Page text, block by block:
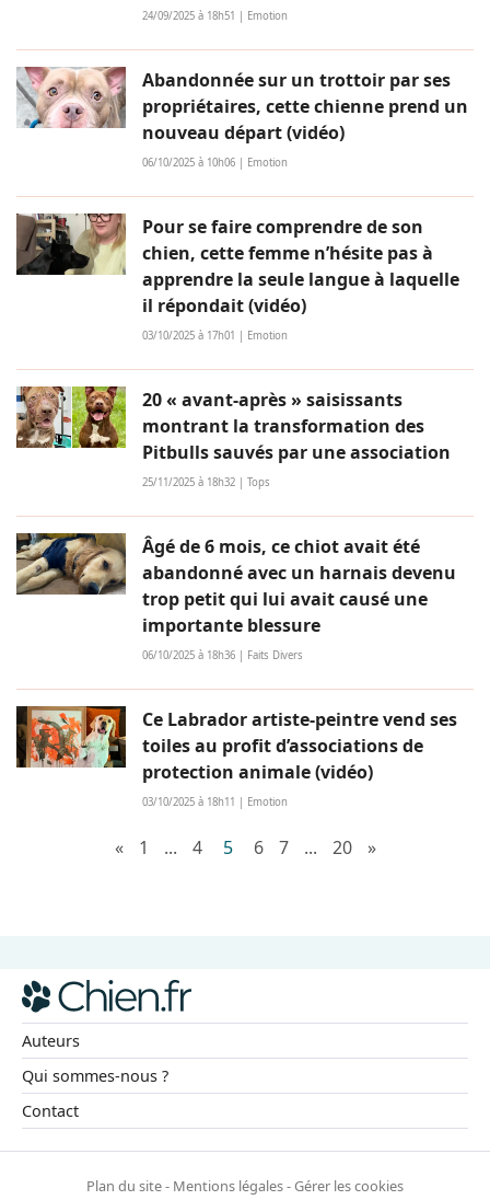
24/09/2025 à 18h51 | Emotion
Abandonnée sur un trottoir par ses
propriétaires, cette chienne prend un
nouveau départ (vidéo)
06/10/2025 à 10h06 | Emotion
Pour se faire comprendre de son
chien, cette femme n’hésite pas à
apprendre la seule langue à laquelle
il répondait (vidéo)
03/10/2025 à 17h01 | Emotion
20 « avant-après » saisissants
montrant la transformation des
Pitbulls sauvés par une association
25/11/2025 à 18h32 | Tops
Âgé de 6 mois, ce chiot avait été
abandonné avec un harnais devenu
trop petit qui lui avait causé une
importante blessure
06/10/2025 à 18h36 | Faits Divers
Ce Labrador artiste-peintre vend ses
toiles au profit d’associations de
protection animale (vidéo)
03/10/2025 à 18h11 | Emotion
« 1 ... 4 5 6 7 ... 20 »
Auteurs
Qui sommes-nous ?
Contact
Plan du site- Mentions légales-Gérer les cookies